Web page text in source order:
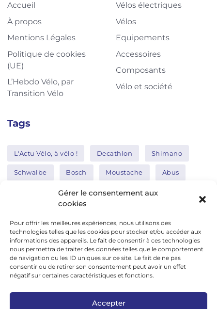
Gérer le consentement aux
cookies
Pour offrir les meilleures expériences, nous utilisons des
technologies telles que les cookies pour stocker et/ou accéder aux
informations des appareils. Le fait de consentir à ces technologies
nous permettra de traiter des données telles que le comportement
de navigation ou les ID uniques sur ce site. Le fait de ne pas
consentir ou de retirer son consentement peut avoir un effet
négatif sur certaines caractéristiques et fonctions.
Accepter
Accueil
À propos
Mentions Légales
Politique de cookies
(UE)
L’Hebdo Vélo, par
Transition Vélo
Vélos électriques
Vélos
Equipements
Accessoires
Composants
Vélo et société
Tags
L'Actu Vélo, à vélo ! Decathlon Shimano
Schwalbe Bosch Moustache Abus
Thule Nakamura
Réseaux sociaux
google news
facebook
twitter